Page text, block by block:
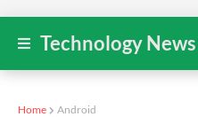
Technology
Home Android